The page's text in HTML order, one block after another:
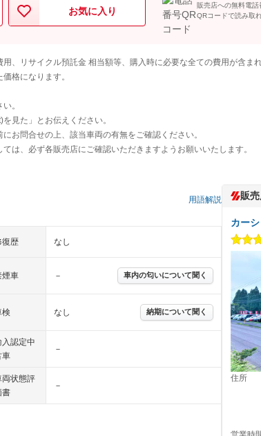
お気に入り
販売店への無料電話
QRコードで読み取れ
、リサイクル預託金 相当額等、購入時に必要な全ての費用が含まれ
格になります。
。
見た」とお伝えください。
お問合せの上、該当車両の有無をご確認ください。
は、必ず各販売店にご確認いただきますようお願いいたします。
用語解説
復歴 なし
煙車 － 車内の匂いについて聞く
検 なし 納期について聞く
入認定中
車
－
両状態評
書
－
販
カー
住所